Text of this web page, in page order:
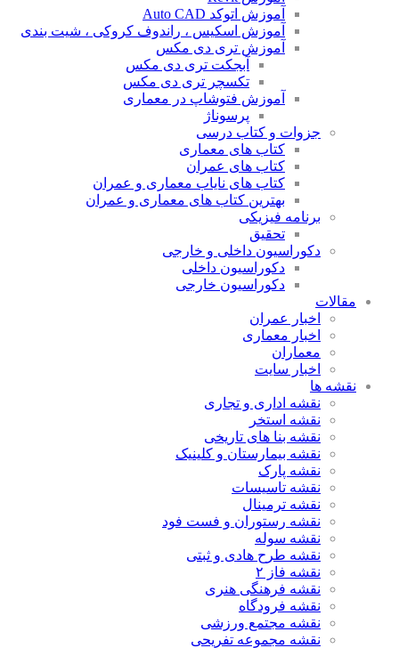
آموزش اتوکد Auto CAD
آموزش اسکیس ، راندوف کروکی ، شیت بندی
آموزش تری دی مکس
آبجکت تری دی مکس
تکسچر تری دی مکس
آموزش فتوشاپ در معماری
جزوات و کتاب درسی
کتاب های معماری
کتاب های عمران
کتاب های نایاب معماری و عمران
بهترین کتاب های معماری و عمران
برنامه فیزیکی
دکوراسیون داخلی و خارجی
دکوراسیون داخلی
دکوراسیون خارجی
اخبار عمران
اخبار معماری
اخبار سایت
نقشه اداری و تجاری
نقشه استخر
نقشه بنا های تاریخی
نقشه بیمارستان و کلینیک
نقشه پارک
نقشه تاسیسات
نقشه ترمینال
نقشه رستوران و فست فود
نقشه سوله
نقشه طرح هادی و ثبتی
نقشه فاز ۲
نقشه فرهنگی هنری
نقشه فرودگاه
نقشه مجتمع ورزشی
نقشه مجموعه تفریحی